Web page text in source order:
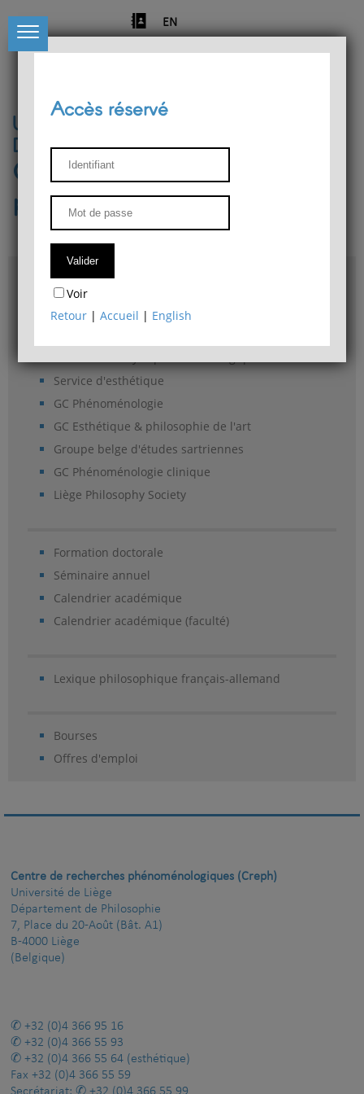
EN
Université de Liège
Département de philosophie
Centre de recherches
phénoménologiques
Accès & plans
Bibliothèque du Département de philosophie
Service d'esthétique
GC Phénoménologie
GC Esthétique & philosophie de l'art
Groupe belge d'études sartriennes
GC Phénoménologie clinique
Liège Philosophy Society
Formation doctorale
Séminaire annuel
Calendrier académique
Calendrier académique (faculté)
Lexique philosophique français-allemand
Bourses
Offres d'emploi
Accès réservé
Voir
Retour |Accueil | English
Centre de recherches phénoménologiques (Creph)
Université de Liège
Département de Philosophie
7, Place du 20-Août (Bât. A1)
B-4000 Liège
(Belgique)
+32 (0)4 366 95 16
+32 (0)4 366 55 93
+32 (0)4 366 55 64 (esthétique)
Fax +32 (0)4 366 55 59